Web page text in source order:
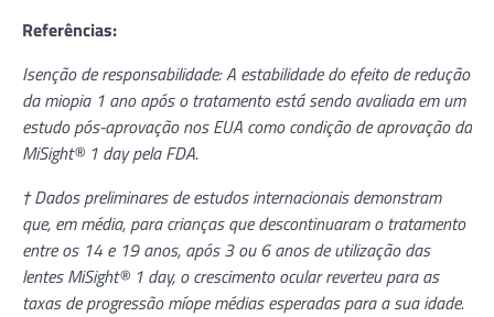
Referências:
Isenção de responsabilidade: A estabilidade do efeito de redução
da miopia 1 ano após o tratamento está sendo avaliada em um
estudo pós-aprovação nos EUA como condição de aprovação da
MiSight® 1 day pela FDA.
† Dados preliminares de estudos internacionais demonstram
que, em média, para crianças que descontinuaram o tratamento
entre os 14 e 19 anos, após 3 ou 6 anos de utilização das
lentes MiSight® 1 day, o crescimento ocular reverteu para as
taxas de progressão míope médias esperadas para a sua idade.